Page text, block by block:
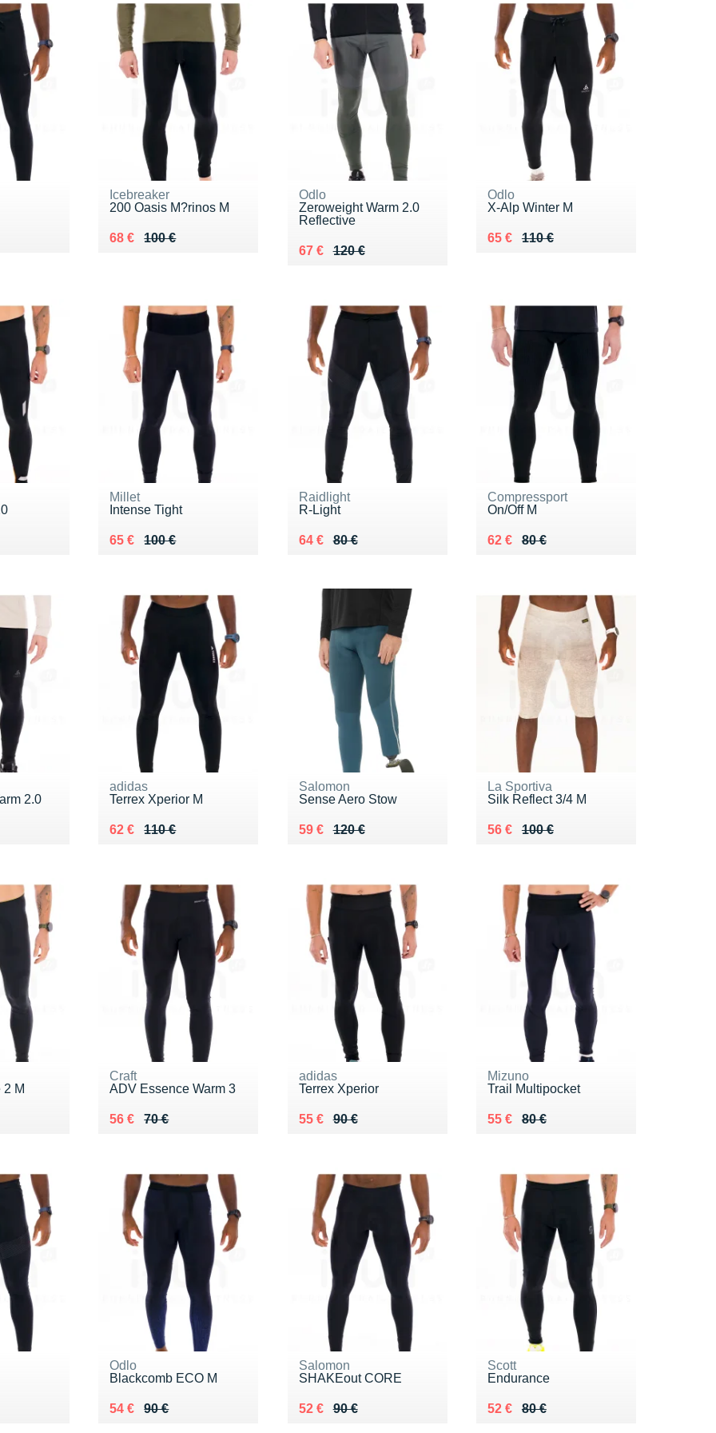
€
Icebreaker
200 Oasis M?rinos M
100 €
Au lieu de 100 €
68 €
Vendu 68 €
Odlo
Zeroweight Warm 2.0
Reflective
120 €
Au lieu de 120 €
67 €
Vendu 67 €
Odlo
X-Alp Winter M
110 €
Au lieu de 110 €
65 €
Vendu 65 €
Millet
Intense Tight
100 €
Au lieu de 100 €
65 €
Vendu 65 €
Raidlight
R-Light
80 €
Au lieu de 80 €
64 €
Vendu 64 €
Compressport
On/Off M
80 €
Au lieu de 80 €
62 €
Vendu 62 €
2.0
adidas
Terrex Xperior M
110 €
Au lieu de 110 €
62 €
Vendu 62 €
Salomon
Sense Aero Stow
120 €
Au lieu de 120 €
59 €
Vendu 59 €
La Sportiva
Silk Reflect 3/4 M
100 €
Au lieu de 100 €
56 €
Vendu 56 €
M
Craft
ADV Essence Warm 3
70 €
Au lieu de 70 €
56 €
Vendu 56 €
adidas
Terrex Xperior
90 €
Au lieu de 90 €
55 €
Vendu 55 €
Mizuno
Trail Multipocket
80 €
Au lieu de 80 €
55 €
Vendu 55 €
Odlo
Blackcomb ECO M
90 €
Au lieu de 90 €
54 €
Vendu 54 €
Salomon
SHAKEout CORE
90 €
Au lieu de 90 €
52 €
Vendu 52 €
Scott
Endurance
80 €
Au lieu de 80 €
52 €
Vendu 52 €